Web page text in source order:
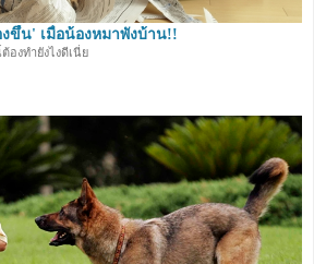
ขึ้น' เมื่อน้องหมาพังบ้าน!!
งทำยังไงดีเนี่ย